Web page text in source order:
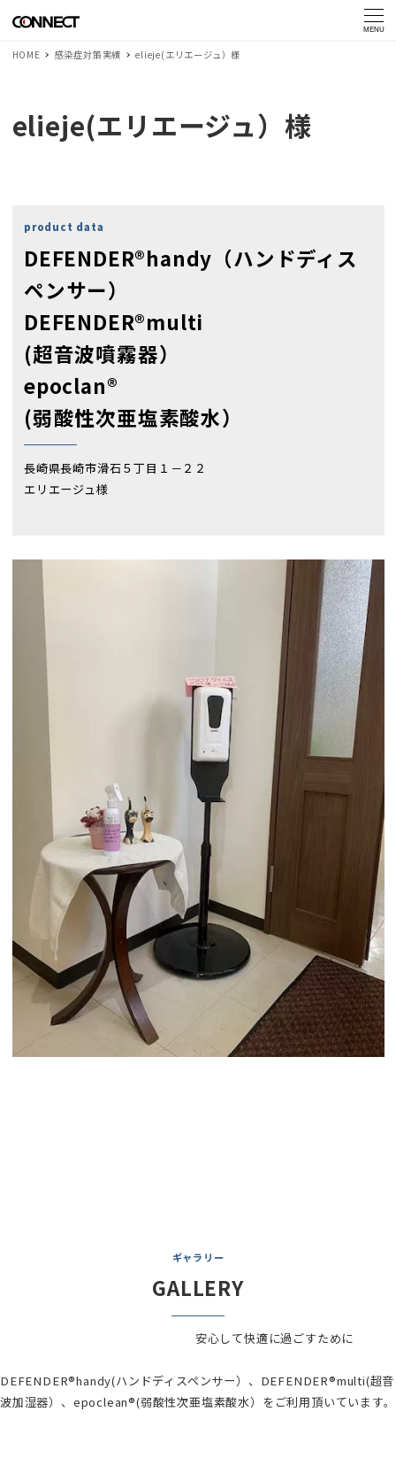
MENU
HOME 感染症対策実績 elieje(エリエージュ）様
elieje(エリエージュ）様
product data
DEFENDER®handy（ハンドディス
ペンサー）
DEFENDER®multi
(超音波噴霧器）
epoclan®
(弱酸性次亜塩素酸水）
長崎県長崎市滑石５丁目１－２２
エリエージュ様
ギャラリー
GALLERY
安心して快適に過ごすために
DEFENDER®handy(ハンドディスペンサー）、DEFENDER®multi(超音
波加湿器）、epoclean®(弱酸性次亜塩素酸水）をご利用頂いています。